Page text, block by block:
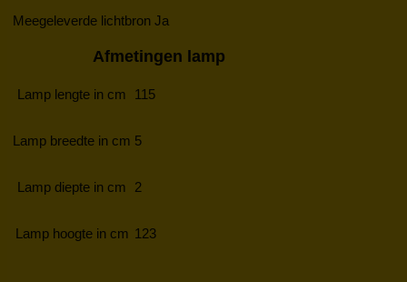
Meegeleverde lichtbron Ja
Afmetingen lamp
Lamp lengte in cm 115
Lamp breedte in cm 5
Lamp diepte in cm 2
Lamp hoogte in cm 123